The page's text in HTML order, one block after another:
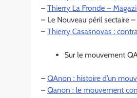
– Thierry La Fronde –
– Le Nouveau péril sectaire
– Thierry Casasnovas :
Sur le mouvement
– QAnon : histoire d’un
– Qanon : le mouvement